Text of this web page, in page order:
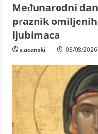
Međunarodni
praznik
ljubimaca
s.acanski 08/08/2026